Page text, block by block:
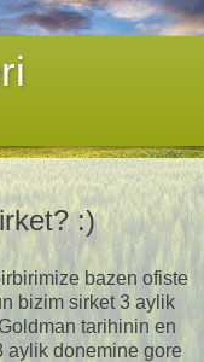
:)
bazen ofiste
bizim sirket 3 aylik
tarihinin en
aylik donemine gore